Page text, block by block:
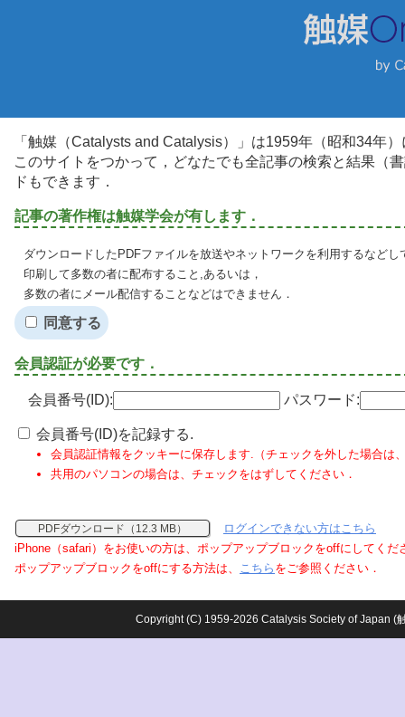
「触媒（Catalysts and Catalysis）」は1959年（昭和34年
このサイトをつかって，どなたでも全記事の検索と結果（
ドもできます．
記事の著作権は触媒学会が有します．
ダウンロードしたPDFファイルを放送やネットワークを利用するなど
印刷して多数の者に配布すること,あるいは，
多数の者にメール配信することなどはできません．
同意する
会員認証が必要です．
会員番号(ID): パスワード:
会員番号(ID)を記録する.
会員認証情報をクッキーに保存します.（チェックを外した場合は
共用のパソコンの場合は、チェックをはずしてください．
PDFダウンロード（12.3 MB）
ログインできない方はこちら
iPhone（safari）をお使いの方は、ポップアップブロックをoffにしてくだ
ポップアップブロックをoffにする方法は、 こちら をご参照ください．
Copyright (C) 1959-2026 Catalysis Society of Japan (